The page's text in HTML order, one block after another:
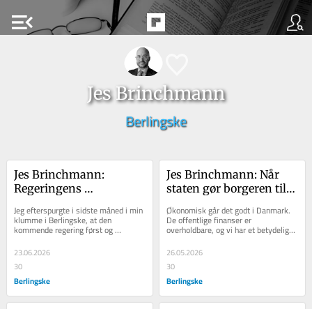
menu_open
Jes Brinchmann
Berlingske
Jes Brinchmann:
Regeringens
fire styrmænd og ingen
kaptajn
Jeg efterspurgte i sidste måned i min
klumme i Berlingske, at den
kommende regering først og
fremmest skulle gennemføre
reformer, som løfter dansk...
23.06.2026
30
Berlingske
Jes Brinchmann: Når
staten gør borgeren til
ansvaret
Økonomisk går det godt i Danmark.
De offentlige finanser er
overholdbare, og vi har et betydeligt
økonomisk råderum.  Det er ikke
opstået...
26.05.2026
30
Berlingske